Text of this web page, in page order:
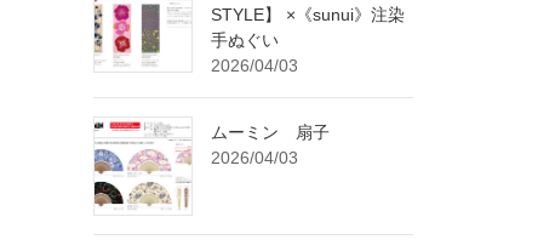
STYLE】 ×《sunui》注染
手ぬぐい
2026/04/03
ムーミン 扇子
2026/04/03